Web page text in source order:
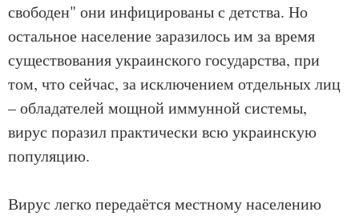
свободен" они инфицированы с детства. Но
остальное население заразилось им за время
существования украинского государства, при
том, что сейчас, за исключением отдельных лиц
– обладателей мощной иммунной системы,
вирус поразил практически всю украинскую
популяцию.
Вирус легко передаётся местному населению